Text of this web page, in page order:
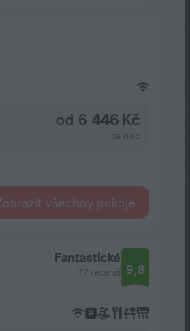
od 6 446 Kč
všechny pokoje
Fantastické
77 recenzí 9,8